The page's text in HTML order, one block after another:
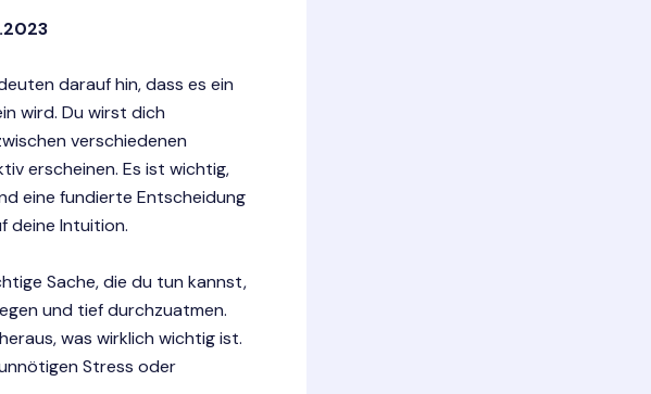
darauf hin, dass es ein
wird. Du wirst dich
verschiedenen
erscheinen. Es ist wichtig,
eine fundierte Entscheidung
deine Intuition.
Sache, die du tun kannst,
und tief durchzuatmen.
was wirklich wichtig ist.
Stress oder